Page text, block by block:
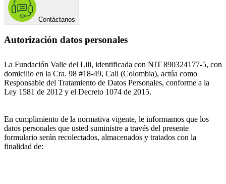
Contáctanos
Autorización datos personales
La Fundación Valle del Lili, identificada con NIT 890324177-5, con
domicilio en la Cra. 98 #18-49, Cali (Colombia), actúa como
Responsable del Tratamiento de Datos Personales, conforme a la
Ley 1581 de 2012 y el Decreto 1074 de 2015.
En cumplimiento de la normativa vigente, le informamos que los
datos personales que usted suministre a través del presente
formulario serán recolectados, almacenados y tratados con la
finalidad de: